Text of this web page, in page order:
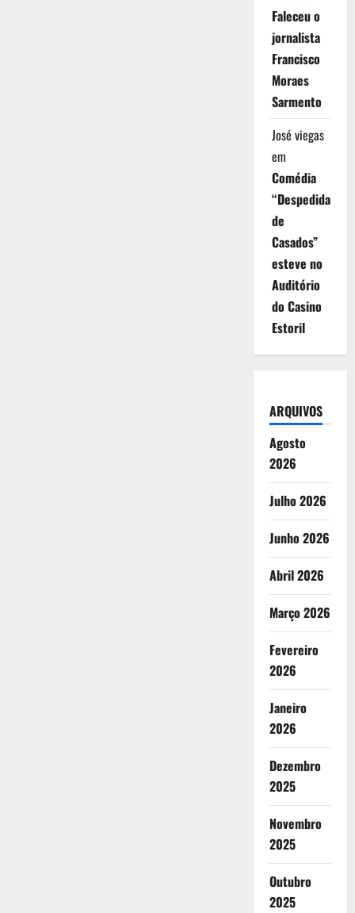
Faleceu o
jornalista
Francisco
Moraes
Sarmento
José viegas
em
Comédia
“Despedida
de
Casados”
esteve no
Auditório
do Casino
Estoril
ARQUIVOS
Agosto
2026
Julho 2026
Junho 2026
Abril 2026
Março 2026
Fevereiro
2026
Janeiro
2026
Dezembro
2025
Novembro
2025
Outubro
2025